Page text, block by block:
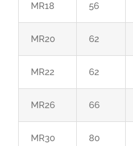
MR18 56
MR20 62
MR22 62
MR26 66
MR30 80